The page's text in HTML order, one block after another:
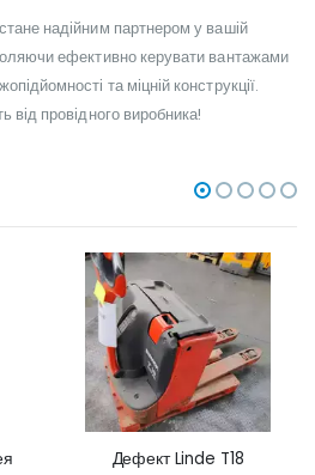
надійним партнером у вашій
ефективно керувати вантажами
та міцній конструкції.
від провідного виробника!
Дефект Linde T18